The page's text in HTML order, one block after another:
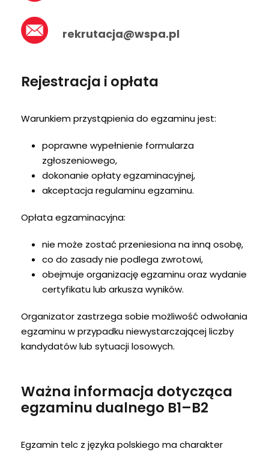
rekrutacja@wspa.pl
Rejestracja i opłata
Warunkiem przystąpienia do egzaminu jest:
poprawne wypełnienie formularza
zgłoszeniowego,
dokonanie opłaty egzaminacyjnej,
akceptacja regulaminu egzaminu.
Opłata egzaminacyjna:
nie może zostać przeniesiona na inną osobę,
co do zasady nie podlega zwrotowi,
obejmuje organizację egzaminu oraz wydanie
certyfikatu lub arkusza wyników.
Organizator zastrzega sobie możliwość odwołania
egzaminu w przypadku niewystarczającej liczby
kandydatów lub sytuacji losowych.
Ważna informacja dotycząca
egzaminu dualnego B1–B2
Egzamin telc z języka polskiego ma charakter